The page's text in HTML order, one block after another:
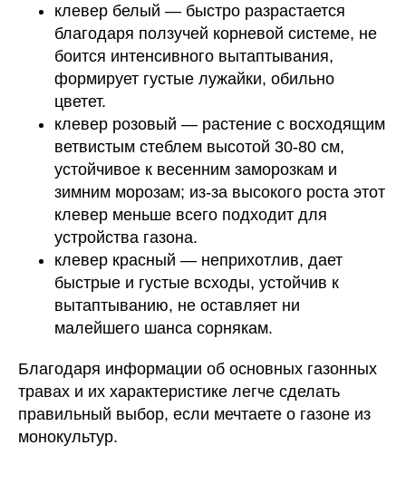
клевер белый — быстро разрастается
благодаря ползучей корневой системе, не
боится интенсивного вытаптывания,
формирует густые лужайки, обильно
цветет.
клевер розовый — растение с восходящим
ветвистым стеблем высотой 30-80 см,
устойчивое к весенним заморозкам и
зимним морозам; из-за высокого роста этот
клевер меньше всего подходит для
устройства газона.
клевер красный — неприхотлив, дает
быстрые и густые всходы, устойчив к
вытаптыванию, не оставляет ни
малейшего шанса сорнякам.
Благодаря информации об основных газонных
травах и их характеристике легче сделать
правильный выбор, если мечтаете о газоне из
монокультур.